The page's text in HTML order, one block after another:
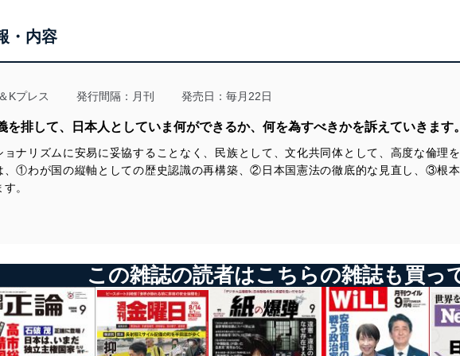
スケ監督』（鄭成長、
『浄土真宗「道場」の四季 北陸・福井に残る真宗信仰の古層』
著者の前川仁之さんに聞く
＜書評 特別編＞
『飛翔する日本』（中川昭一、講談社）
滞の中身
トを
件とヤルタ密約
Turdush“East
and Beyond”
パカポンポン（その
「年貢半減令」
＜歴史・文化・思想＞
佐藤 眞 「活字離れ」で書店は潰れたのか
三浦小太郎 『子どもは誰のものか？』（嘉田由紀子著 文春新
書）を読む
小川 寛大 菊池尽忠②
久世 香澄 歯周病と糖尿病（その２）
奥山 篤信 『メガロポリス』（アメリカ映画、２０２４年）
さよならだけが人生だ 古賀政男「私の歌の好きな人はみんな悲し
い人達ばかりだ」
＜著者に聞く＞
『天才作戦家マンシュタイン 「ドイツ国防軍最高の頭脳」──その
限界』 著者の大木毅さんに聞く
・内容
Kプレス 発行間隔：月刊 発売日：毎月22日
を排して、日本人としていま何ができるか、何を為すべきかを訴えていきます。
ョナリズムに安易に妥協することなく、民族として、文化共同体として、高度な倫理
、①わが国の縦軸としての歴史認識の再構築、②日本国憲法の徹底的な見直し、③根
。
この雑誌の読者はこちらの雑誌も買っ